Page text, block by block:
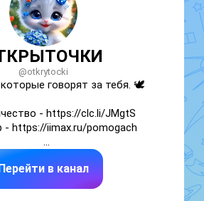
@otkrytocki
говорят за тебя. 🕊️
- https://clc.li/JMgtS
https://iimax.ru/pomogach
открытки и поздравления:
и юбилею, по именам и
семьи, друзей и коллег.
в канал